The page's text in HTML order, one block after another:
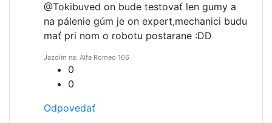
@Tokibuved on bude testovať len gumy a
na pálenie gúm je on expert,mechanici budu
mať pri nom o robotu postarane :DD
Jazdím na: Alfa Romeo 166
0
0
Odpovedať